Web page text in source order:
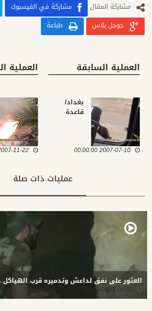
مشارکة المقال مشاركة في الفيسبوك
جوجل بلاس
طباعة
العملية السابقة
بغداد/
قاعدة
2007-07-10 00:00:00
العملية
11-22 00:00:00
عمليات ذات صلة
العثور على نفق لداعش وتدميره قرب الهياكل
00:00 2015-08-11